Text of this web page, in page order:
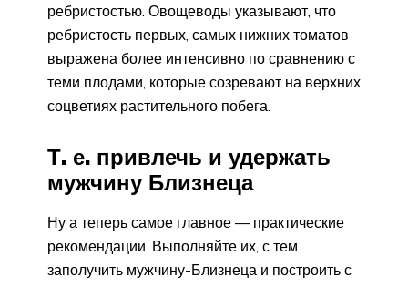
ребристостью. Овощеводы указывают, что
ребристость первых, самых нижних томатов
выражена более интенсивно по сравнению с
теми плодами, которые созревают на верхних
соцветиях растительного побега.
Т. е. привлечь и удержать
мужчину Близнеца
Ну а теперь самое главное — практические
рекомендации. Выполняйте их, с тем
заполучить мужчину-Близнеца и построить с